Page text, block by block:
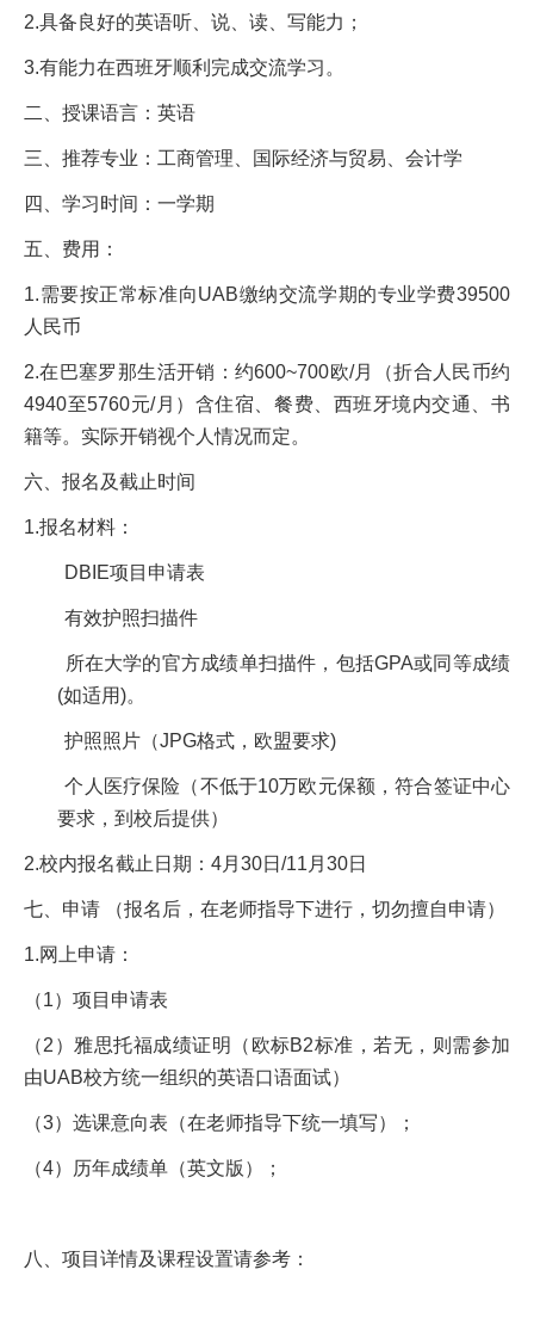
2.具备良好的英语听、说、读、写能力；
3.有能力在西班牙顺利完成交流学习。
二、授课语言：英语
三、推荐专业：工商管理、国际经济与贸易、会计学
四、学习时间：一学期
五、费用：
1.需要按正常标准向UAB缴纳交流学期的专业学费39500
人民币
2.在巴塞罗那生活开销：约600~700欧/月（折合人民币约
4940至5760元/月）含住宿、餐费、西班牙境内交通、书
籍等。实际开销视个人情况而定。
六、报名及截止时间
1.报名材料：
DBIE项目申请表
有效护照扫描件
所在大学的官方成绩单扫描件，包括GPA或同等成绩
(如适用)。
护照照片（JPG格式，欧盟要求)
个人医疗保险（不低于10万欧元保额，符合签证中心
要求，到校后提供）
2.校内报名截止日期：4月30日/11月30日
七、申请 （报名后，在老师指导下进行，切勿擅自申请）
1.网上申请：
（1）项目申请表
（2）雅思托福成绩证明（欧标B2标准，若无，则需参加
由UAB校方统一组织的英语口语面试）
（3）选课意向表（在老师指导下统一填写）；
（4）历年成绩单（英文版）；
八、项目详情及课程设置请参考：